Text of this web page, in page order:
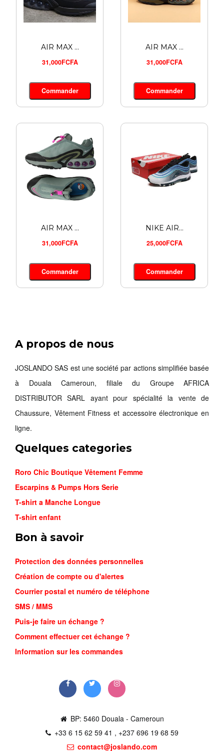
Commander
26,000FCFA
Commander
NIKE MIN...
26,000FCFA
AIR MAX ...
31,000FCFA
Commander
AIR MAX ...
31,000FCFA
Commander
AIR MAX ...
31,000FCFA
Commander
NIKE AIR...
25,000FCFA
Commander
A propos de nous
JOSLANDO SAS est une société par actions simplifiée basée
à Douala Cameroun, filiale du Groupe AFRICA
DISTRIBUTOR SARL ayant pour spécialité la vente de
Chaussure, Vêtement Fitness et accessoire électronique en
ligne.
Quelques categories
Roro Chic Boutique Vêtement Femme
Escarpins & Pumps Hors Serie
T-shirt a Manche Longue
T-shirt enfant
Bon à savoir
Protection des données personnelles
Création de compte ou d'alertes
Courrier postal et numéro de téléphone
SMS / MMS
Puis-je faire un échange ?
Comment effectuer cet échange ?
Information sur les commandes
BP: 5460 Douala - Cameroun
+33 6 15 62 59 41 , +237 696 19 68 59
contact@joslando.com